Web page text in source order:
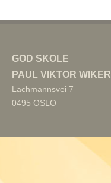
GOD SKOLE
PAUL VIKTOR WIKER
Lachmannsvei 7
0495 OSLO